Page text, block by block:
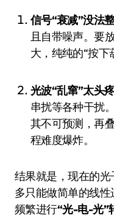
信号“衰减”没法
且自带噪声。要
大，纯纯的“按下
光波“乱窜”太头
串扰等各种干扰
其不可预测，再
程难度爆炸。
结果就是，现在的
多只能做简单的线
频繁进行“光-电-光”